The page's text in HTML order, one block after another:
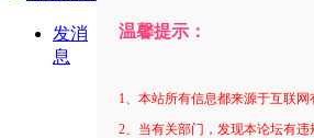
发消
息
温馨提示：
1、本站所有信息都来源于互联网
2、当有关部门，发现本论坛有违